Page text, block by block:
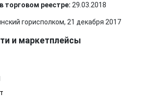
торговом реестре: 29.03.2018
горисполком, 21 декабря 2017
и маркетплейсы